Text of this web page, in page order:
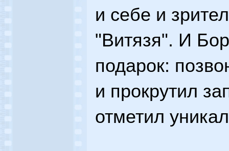
и себе и
"Витязя". И
подарок:
и прокрутил
отметил